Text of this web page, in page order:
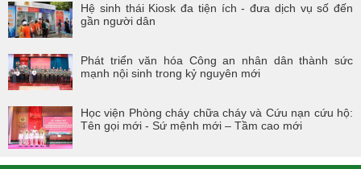
Hệ sinh thái Kiosk đa tiện ích - đưa dịch vụ số đến
gần người dân
Phát triển văn hóa Công an nhân dân thành sức
mạnh nội sinh trong kỷ nguyên mới
Học viện Phòng cháy chữa cháy và Cứu nạn cứu hộ:
Tên gọi mới - Sứ mệnh mới – Tầm cao mới